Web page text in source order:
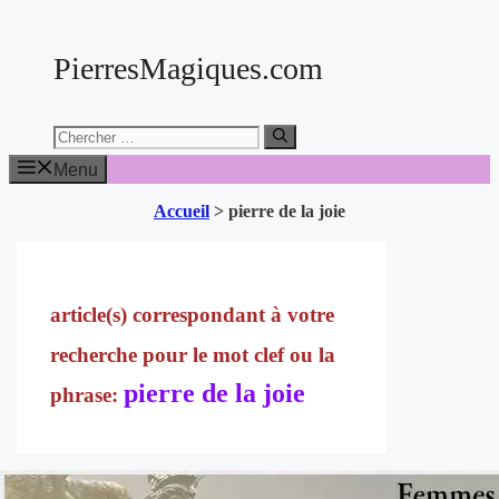
contenuPierresMagiques.com
Chercher:
Menu
Accueil > pierre de la joie
pierre de la joie